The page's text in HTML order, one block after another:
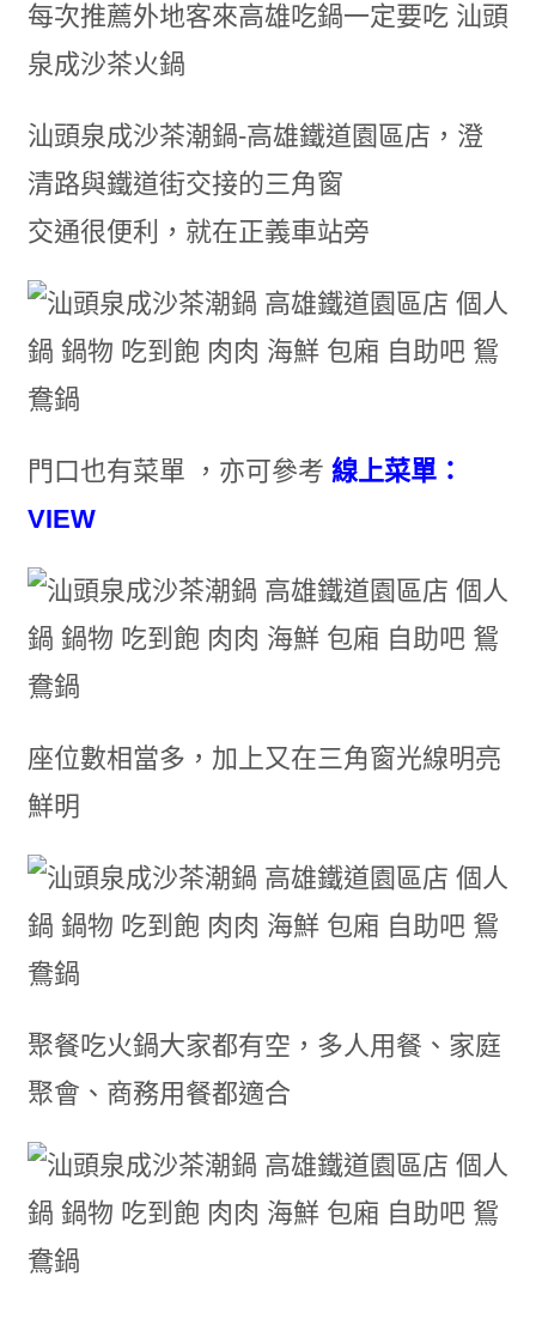
每次推薦外地客來高雄吃鍋一定要吃 汕頭
泉成沙茶火鍋
汕頭泉成沙茶潮鍋-高雄鐵道園區店，澄
清路與鐵道街交接的三角窗
交通很便利，就在正義車站旁
門口也有菜單 ，亦可參考 線上菜單：
VIEW
座位數相當多，加上又在三角窗光線明亮
鮮明
聚餐吃火鍋大家都有空，多人用餐、家庭
聚會、商務用餐都適合